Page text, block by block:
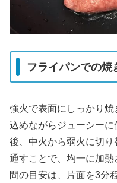
フライパンでの焼
強火で表面にしっかり
込めながらジューシー
後、中火から弱火に切
通すことで、均一に加
間の目安は、片面を3分